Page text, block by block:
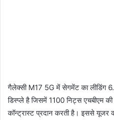
गैलेक्सी M17 5G में सेगमेंट का लीडिंग
डिस्प्ले है जिसमें 1100 निट्स एचबीएम
कॉन्ट्रास्ट प्रदान करती है। इससे यूजर